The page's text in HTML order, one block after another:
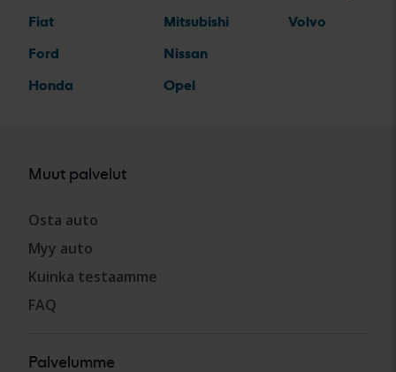
Fiat
Ford
Honda
Mitsubishi
Nissan
Opel
Volvo
Muut palvelut
Osta auto
Myy auto
Kuinka testaamme
FAQ
Palvelumme